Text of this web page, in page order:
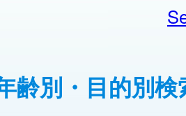
齢別・目的別検